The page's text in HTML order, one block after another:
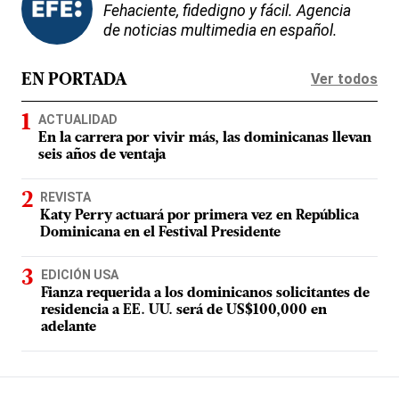
Fehaciente, fidedigno y fácil. Agencia
de noticias multimedia en español.
EN PORTADA Ver todos
ACTUALIDAD
En la carrera por vivir más, las dominicanas llevan
seis años de ventaja
REVISTA
Katy Perry actuará por primera vez en República
Dominicana en el Festival Presidente
EDICIÓN USA
Fianza requerida a los dominicanos solicitantes de
residencia a EE. UU. será de US$100,000 en
adelante